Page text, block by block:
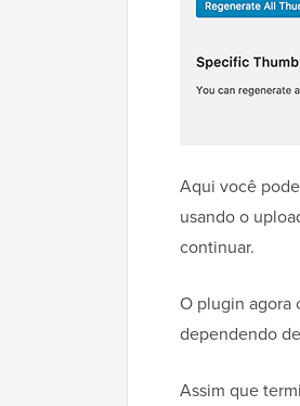
Aqui você
usando o
continuar.
O plugin agora
dependendo
Assim que